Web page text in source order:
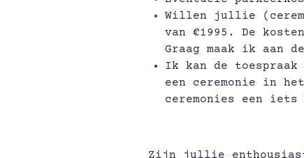
Willen jullie
van €1995. De
Graag maak ik aan
Ik kan de
een ceremonie in
ceremonies een
Zijn jullie enthousiast